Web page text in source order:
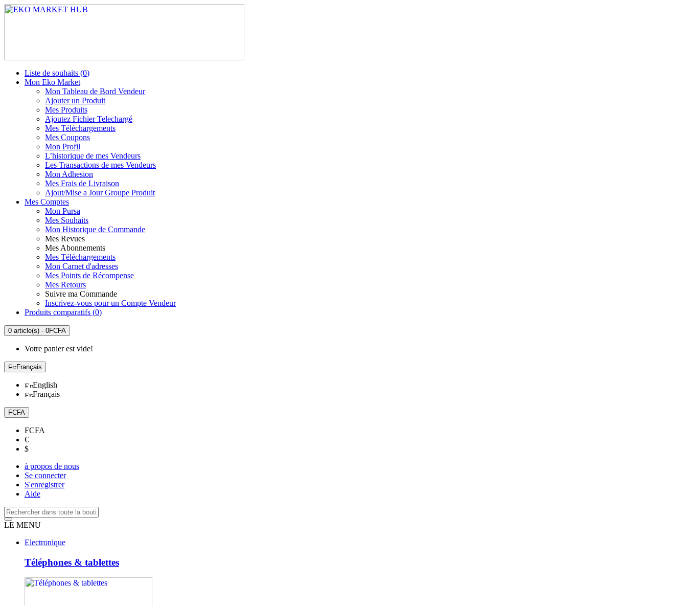
Liste de souhaits (0)
Mon Eko Market
Mon Tableau de Bord Vendeur
Ajouter un Produit
Mes Produits
Ajoutez Fichier Telechargé
Mes Téléchargements
Mes Coupons
Mon Profil
L’historique de mes Vendeurs
Les Transactions de mes Vendeurs
Mon Adhesion
Mes Frais de Livraison
Ajout/Mise a Jour Groupe Produit
Mes Comptes
Mon Pursa
Mes Souhaits
Mon Historique de Commande
Mes Revues
Mes Abonnements
Mes Téléchargements
Mon Carnet d'adresses
Mes Points de Récompense
Mes Retours
Suivre ma Commande
Inscrivez-vous pour un Compte Vendeur
Produits comparatifs (0)
0 article(s) - 0FCFA
Votre panier est vide!
Français
English
Français
FCFA
FCFA
€
$
à propos de nous
Se connecter
S'enregistrer
Aide
LE MENU
Electronique
Téléphones & tablettes